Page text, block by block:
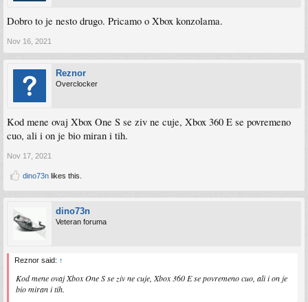
Dobro to je nesto drugo. Pricamo o Xbox konzolama.
Nov 16, 2021
Reznor
Overclocker
Kod mene ovaj Xbox One S se ziv ne cuje, Xbox 360 E se povremeno
cuo, ali i on je bio miran i tih.
Nov 17, 2021
dino73n likes this.
dino73n
Veteran foruma
Reznor said: ↑
Kod mene ovaj Xbox One S se ziv ne cuje, Xbox 360 E se povremeno cuo, ali i on je
bio miran i tih.